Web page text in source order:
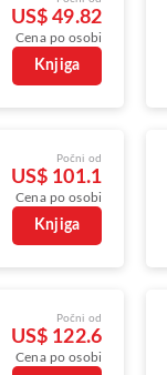
US$ 49.82
Cena po osobi
Knjiga
Počni od
US$ 101.1
Cena po osobi
Knjiga
Počni od
US$ 122.6
Cena po osobi